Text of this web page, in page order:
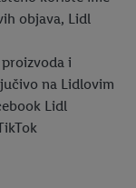
objava, Lidl
i
na Lidlovim
Lidl